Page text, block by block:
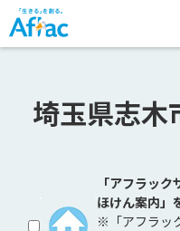
埼玉県志木
「アフラッ
ほけん案内」
※「アフラッ